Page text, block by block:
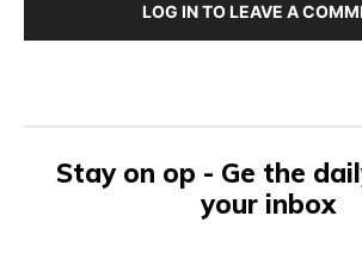
LOG IN TO LEAVE A
Stay on op - Ge the
your inbox